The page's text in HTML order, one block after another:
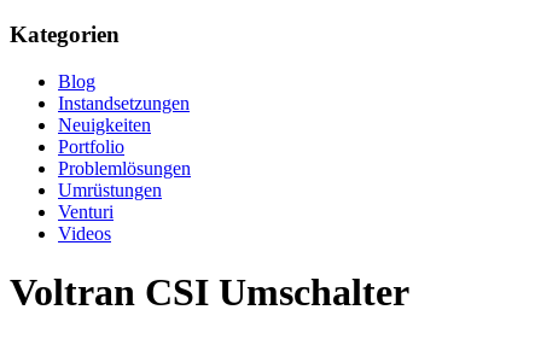
Kategorien
Blog
Instandsetzungen
Neuigkeiten
Portfolio
Problemlösungen
Umrüstungen
Venturi
Videos
Voltran CSI Umschalter